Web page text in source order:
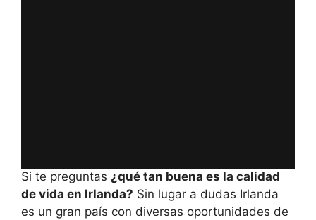
Si te preguntas ¿qué tan buena es la calidad
de vida en Irlanda? Sin lugar a dudas Irlanda
es un gran país con diversas oportunidades de